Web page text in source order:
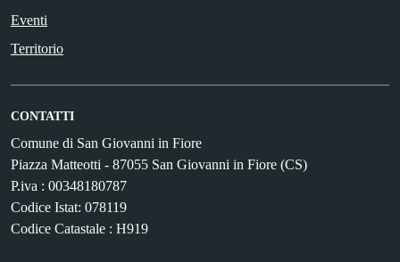
Eventi
Territorio
CONTATTI
Comune di San Giovanni in Fiore
Piazza Matteotti - 87055 San Giovanni in Fiore (CS)
P.iva : 00348180787
Codice Istat: 078119
Codice Catastale : H919